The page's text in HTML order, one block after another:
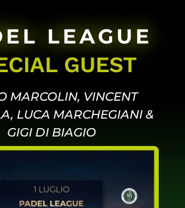
GUEST
MARCOLIN, VINCENT
LUCA MARCHEGIANI &
GIGI DI BIAGIO
LEAGUE